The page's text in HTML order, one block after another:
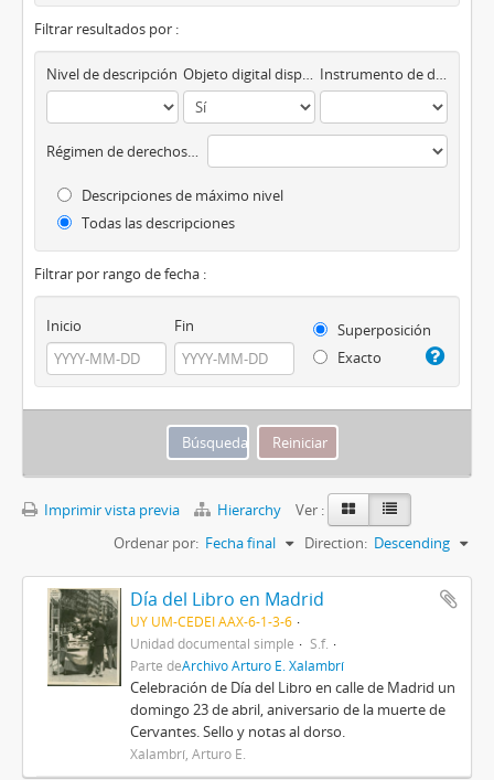
Filtrar resultados por :
Nivel de descripción Objeto digital disponibles Instrumento de descripción
Régimen de derechos de autor
Descripciones de máximo nivel
Todas las descripciones
Filtrar por rango de fecha :
Inicio Fin
Superposición
Exacto
Imprimir vista previa Hierarchy
Ver :
Ordenar por: Fecha final Direction: Descending
Día del Libro en Madrid
UY UM-CEDEI AAX-6-1-3-6
Unidad documental simple
S.f.
Parte deArchivo Arturo E. Xalambrí
Celebración de Día del Libro en calle de Madrid un
domingo 23 de abril, aniversario de la muerte de
Cervantes. Sello y notas al dorso.
Xalambrí, Arturo E.